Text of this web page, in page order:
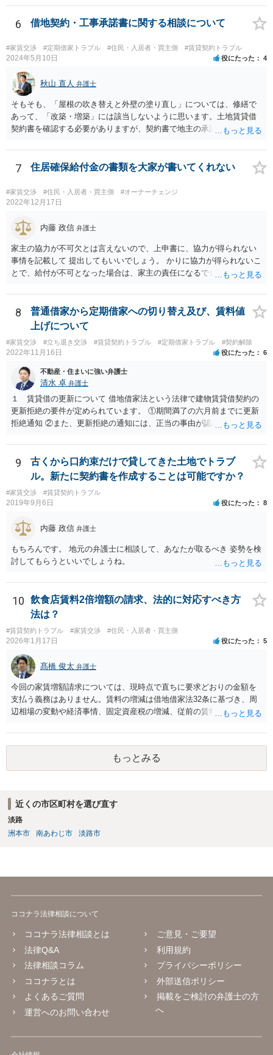
6 借地契約・工事承諾書に関する相談について
#家賃交渉 #定期借家トラブル #住民・入居者・買主側 #賃貸契約トラブル
2024年5月10日 役にたった 4
秋山 直人 弁護士
そもそも、「屋根の吹き替えと外壁の塗り直し」については、修繕で
あって、「改築・増築」には該当しないように思います。土地賃貸借
契約書を確認する必要がありますが、契約書で地主の承諾が必要とさ
いのであれば、そもそも地主の承諾は不要なのではないでしょうか。
窓の補修も修繕でしょう。 地代の1．8倍増額というのも無理があるよ
うに思います。2010年から地代が14年間据え置きなのであれば、増額
はやむを得ないと思いますが、（もちろん立地にもよりますが）80％
増が認められる可能性は低いように思います。 地代増額については、
立しなければ、地代増額の裁判を起こして、裁判所選任の不動産鑑定
士による鑑定などを実施して増額が相当と認めてもらわなければでき
ないことです。そう簡単ではありません。 土地賃貸借から家屋の賃貸
借に転換するなどということには全く応じる必要がありません。借地
人から建物を無償で（？）買い取って借地権を奪おうということでし
7 住居確保給付金の書類を大家が書いてくれない
#家賃交渉 #住民・入居者・買主側 #オーナーチェンジ
2022年12月17日
内藤 政信 弁護士
家主の協力が不可欠とは言えないので、上申書に、協力が得られない
事情を記載して 提出してもいいでしょう。 かりに協力が得られないこ
とで、給付が不可となった場合は、家主の責任になるでしょう。
8
普通借家から定期借家への切り替え及び、賃料値
上げについて
#家賃交渉 #立ち退き交渉 #賃貸契約トラブル #定期借家トラブル #契約解除
2022年11月16日 役にたった 6
不動産・住まいに強い弁護士
清水 卓 弁護士
１ 賃貸借の更新について 借地借家法という法律で建物賃貸借契約の
更新拒絶の要件が定められています。 ①期間満了の六月前までに更新
拒絶通知 ②また、更新拒絶の通知には、正当の事由が認められる必要
賃借人の建物使用を必要とする事情のほか、従前の経過，建物の利用
状況，建物の現況，いわゆる立退料の申出を考慮して判断するものと
されています。 ③更新拒絶通知がされた場合でも、賃貸借期間満了満
了後も賃借人が建物の使用を継続する場合には、賃借人に対し遅滞な
く異議を述べる 大家側（賃貸人側）に正当の事由が認めらるか疑問
のあるご事案かと思います。更新拒絶に正当の事由がない場合、大家
側（賃貸人側）が、更新の予定されている普通賃貸借契約から更新の
ない定期借家契約に一方的に切り替えることはできません。ただし、
正当の事由がない場合でも、賃借人側の同意があれば、定期借家契約
への切り替えも可能です。そのため、仲介会社側は、何とか、賃借人
側（あなた側）から同意を取り付けようとしているものと思われま
す。 （建物賃貸借契約の更新等） 第二十六条 建物の賃貸借について
期間の定めがある場合において、当事者が期間の満了の一年前から六
月前までの間に相手方に対して更新をしない旨の通知又は条件を変更
しなければ更新をしない旨の通知をしなかったときは、従前の契約と
同一の条件で契約を更新したものとみなす。ただし、その期間は、定
めがないものとする。 ２ 前項の通知をした場合であっても、建物の
賃貸借の期間が満了した後建物の賃借人が使用を継続する場合におい
て、建物の賃貸人が遅滞なく異議を述べなかったときも、同項と同様
とする。 （建物賃貸借契約の更新拒絶等の要件） 第二十八条 建物の
賃貸人による第二十六条第一項の通知又は建物の賃貸借の解約の申入
れは、建物の賃貸人及び賃借人（転借人を含む。以下この条において
同じ。）が建物の使用を必要とする事情のほか、建物の賃貸借に関す
に対して財産上の給付をする旨の申出をした場合におけるその申出を
考慮して、正当の事由があると認められる場合でなければ、すること
9
古くから口約束だけで貸してきた土地でトラブ
ル。新たに契約書を作成することは可能ですか？
#家賃交渉 #賃貸契約トラブル
2019年9月6日 役にたった 8
内藤 政信 弁護士
もちろんです。 地元の弁護士に相談して、あなたが取るべき 姿勢を検
討してもらうといいでしょうね。
10
飲食店賃料2倍増額の請求、法的に対応すべき方
法は？
#賃貸契約トラブル #家賃交渉 #住民・入居者・買主側
2026年1月17日 役にたった 5
髙橋 俊太 弁護士
今回の家賃増額請求については、現時点で直ちに要求どおりの金額を
支払う義務はありません。賃料の増減は借地借家法32条に基づき、周
辺相場の変動や経済事情、固定資産税の増減、従前の賃料が不相当に
り低いと評価される場合でも、長年営業を継続している借主に対し、
一方的に賃料を2倍にするような急激な増額がそのまま認められること
は、実務上考えにくいです。 内容証明が届いた場合でも、重要なの
は、増額には同意しない意思を明確に示すこと（ただし協議には応じ
とができます。 仮に、今後、相手方が調停や訴訟を提起した場合で
も、裁判所は適正賃料を客観的に算定します。23年間にわたる営業実
績や、急激な賃料増額が事業継続に与える影響は、借主側に有利な事
もっとみる
近くの市区町村を選び直す
淡路
洲本市
南あわじ市 淡路市
ココナラ法律相談について
ココナラ法律相談とは
法律Q&A
法律相談コラム
ココナラとは
よくあるご質問
運営へのお問い合わせ
ご意見・ご要望
利用規約
プライバシーポリシー
外部送信ポリシー
掲載をご検討の弁護士の方
へ